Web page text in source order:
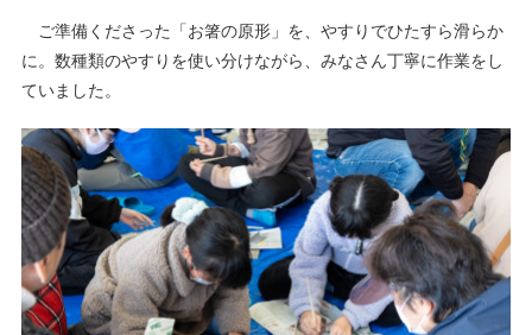
ご準備くださった「お箸の原形」を、やすりでひたすら滑らか
に。数種類のやすりを使い分けながら、みなさん丁寧に作業をし
ていました。